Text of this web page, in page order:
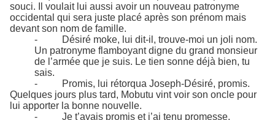
souci. Il voulait lui aussi avoir un nouveau patronyme
occidental qui sera juste placé après son prénom mais
devant son nom de famille.
-
Désiré moke, lui dit-il, trouve-moi un joli nom.
Un patronyme flamboyant digne du grand monsieur
de l’armée que je suis. Le tien sonne déjà bien, tu
sais.
-
Promis, lui rétorqua Joseph-Désiré, promis.
Quelques jours plus tard, Mobutu vint voir son oncle pour
lui apporter la bonne nouvelle.
-
Je t’avais promis et j’ai tenu promesse.